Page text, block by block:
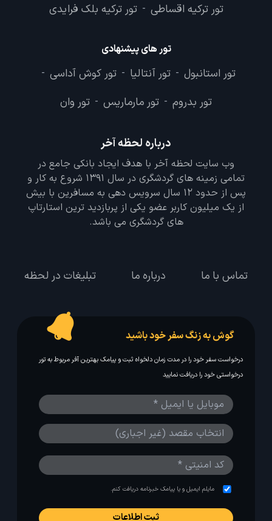
تور ترکیه اقساطی - تور ترکیه بلک فرایدی
تور های پیشنهادی
تور استانبول - تور آنتالیا - تور کوش آداسی -
تور بدروم - تور مارماریس - تور وان
درباره لحظه آخر
وب سایت لحظه آخر با هدف ایجاد بانکی جامع در
تمامی زمینه های گردشگری در سال 1391 شروع به کار و
پس از حدود 12 سال سرویس دهی به مسافرین با بیش
از یک میلیون کاربر عضو یکی از پربازدید ترین استارتاپ
های گردشگری می باشد.
تماس با ما درباره ما تبلیغات در لحظه
گوش به زنگ سفر خود باشید
درخواست سفر خود را در مدت زمان دلخواه ثبت و پیامک بهترین آفر مربوط به تور
درخواستی خود را دریافت نمایید
مایلم ایمیل و یا پیامک خبرنامه دریافت کنم.